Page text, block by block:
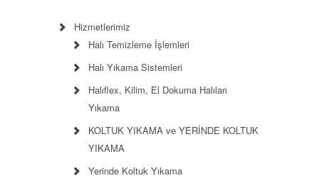
Hizmetlerimiz
Halı Temizleme İşlemleri
Halı Yıkama Sistemleri
Halıflex, Kilim, El Dokuma Halıları
Yıkama
KOLTUK YIKAMA ve YERİNDE KOLTUK
YIKAMA
Yerinde Koltuk Yıkama